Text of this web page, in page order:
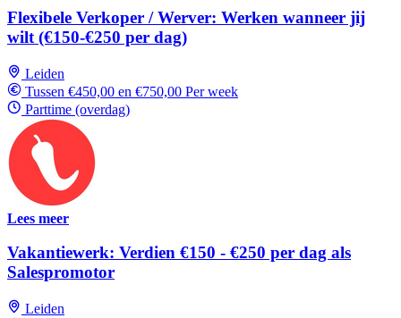
Flexibele Verkoper / Werver: Werken wanneer jij
wilt (€150-€250 per dag)
Leiden
Tussen €450,00 en €750,00 Per week
Parttime (overdag)
Lees meer
Vakantiewerk: Verdien €150 - €250 per dag als
Salespromotor
Leiden